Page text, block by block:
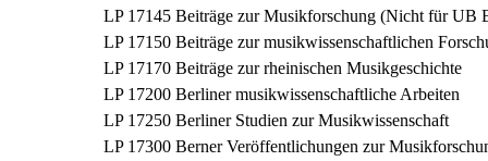
LP 17145 Beiträge zur Musikforschung (Nicht für UB
LP 17150 Beiträge zur musikwissenschaftlichen
LP 17170 Beiträge zur rheinischen Musikgeschichte
LP 17200 Berliner musikwissenschaftliche Arbeiten
LP 17250 Berliner Studien zur Musikwissenschaft
LP 17300 Berner Veröffentlichungen zur